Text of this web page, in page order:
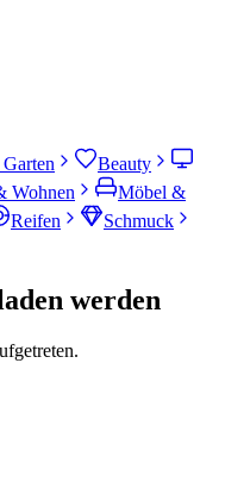
Beauty
Wohnen
Möbel &
Reifen
Schmuck
werden